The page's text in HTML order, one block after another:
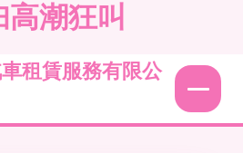
潮狂叫
租賃服務有限公